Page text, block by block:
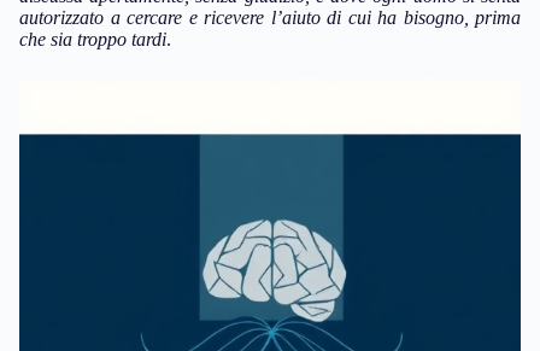
autorizzato a cercare e ricevere l’aiuto di cui ha bisogno, prima
che sia troppo tardi.